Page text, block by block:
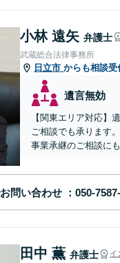
小林 遠矢 弁護士
武蔵総合法律事務所
日立市 からも相談受
遺言無効
【関東エリア対応】
ご相談でも承ります
事業承継のご相談に
問い合わせ
田中 薫 弁護士 イ